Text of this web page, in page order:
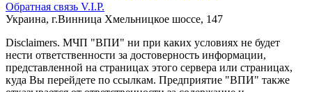
Обратная связь V.I.P.
Украина, г.Винница Хмельницкое шоссе, 147
Disclaimers. МЧП "ВПИ" ни при каких условиях не будет
нести ответственности за достоверность информации,
представленной на страницах этого сервера или страницах,
куда Вы перейдете по ссылкам. Предприятие "ВПИ" также